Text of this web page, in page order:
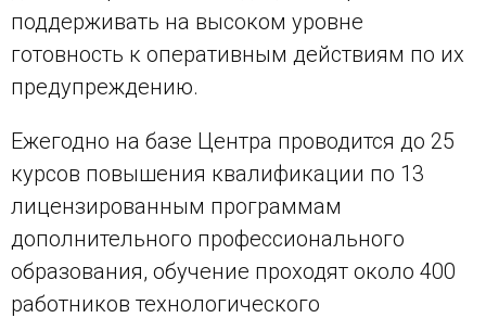
поддерживать на высоком уровне
готовность к оперативным действиям по их
предупреждению.
Ежегодно на базе Центра проводится до 25
курсов повышения квалификации по 13
лицензированным программам
дополнительного профессионального
образования, обучение проходят около 400
работников технологического